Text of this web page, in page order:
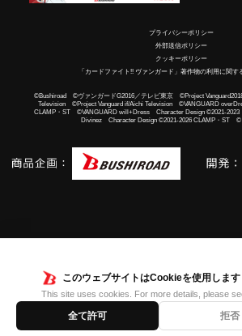
このウェブサイトはCookieを使用します
This site uses cookies. For more details, please
全て許可 拒否
プライバシーポリシー
外部送信ポリシー
クッキーポリシー
「カードファイト!! ヴァンガード」著作物の利用に関す
©Bushiroad ©ヴァンガードG2016／テレビ東京 ©Project
Television ©Project Vanguard if/Aichi Television ©VANGUARD
CLAMP・ST ©VANGUARD will+Dress Character Design ©2021-
Divinez Character Design ©2021-2026 CLAMP・ST ©